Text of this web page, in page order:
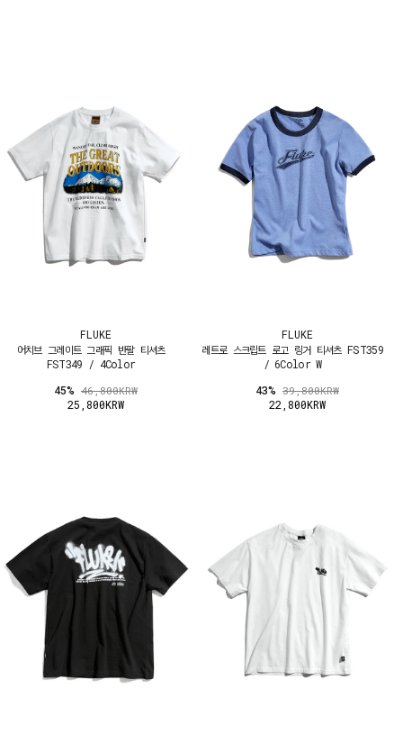
FLUKE
어치브 그레이트 그래픽 반팔 티셔츠
FST349 / 4Color
45% 46,800KRW
25,800KRW
FLUKE
레트로 스크립트 로고 링거 티셔츠 FST359
/ 6Color W
43% 39,800KRW
22,800KRW